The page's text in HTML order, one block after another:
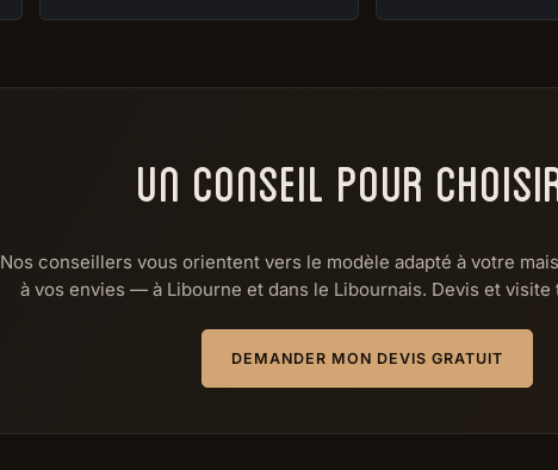
UN CONSEIL POUR
Nos conseillers vous orientent vers le modèle adapté à votre
à vos envies — à Libourne et dans le Libournais. Devis et
DEMANDER MON DEVIS GRATUIT